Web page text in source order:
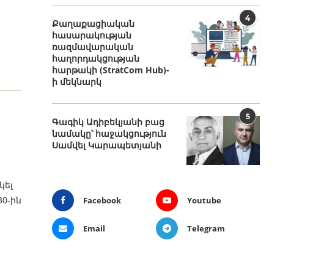
ին
4
Քաղաքացիական
հասարակության
ռազմավարական
հաղորդակցության
հարթակի (StratCom Hub)-
ի մեկնարկ
5
Գագիկ Ադիբեկյանի բաց
նամակը՝ հաջակցություն
Սամվել Կարապետյանի
Facebook Youtube
Email Telegram